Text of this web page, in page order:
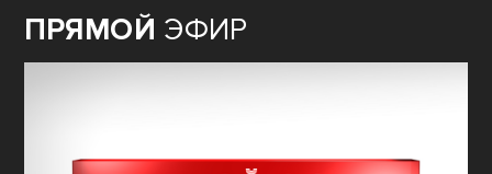
ПРЯМОЙ ЭФИР